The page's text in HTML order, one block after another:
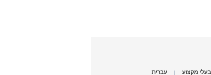
בעלי מקצוע עברית